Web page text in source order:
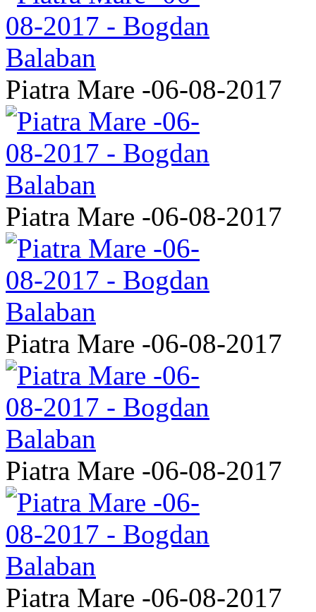
Piatra Mare -06-08-2017
Piatra Mare -06-08-2017
Piatra Mare -06-08-2017
Piatra Mare -06-08-2017
Piatra Mare -06-08-2017